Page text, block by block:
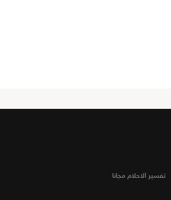
تفسير الاحلام مجانا